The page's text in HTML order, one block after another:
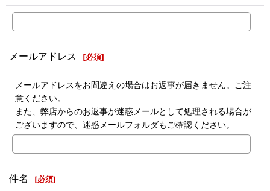
メールアドレス [必須]
メールアドレスをお間違えの場合はお返事が届きません。ご注
意ください。
また、弊店からのお返事が迷惑メールとして処理される場合が
ございますので、迷惑メールフォルダもご確認ください。
件名 [必須]